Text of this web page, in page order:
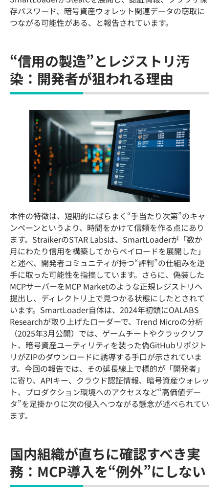
存パスワード、暗号資産ウォレット関連データの窃取に
つながる可能性がある、と報告されています。
“信用の製造”とレジストリ汚
染：開発者が狙われる理由
本件の特徴は、短期的にばらまく“手当たり次第”のキャ
ンペーンというより、時間をかけて信頼を作る点にあり
ます。StraikerのSTAR Labsは、SmartLoaderが「数か
月にわたり信用を構築してからペイロードを展開した」
と述べ、開発者コミュニティが持つ“評判”の仕組みを逆
手に取った可能性を指摘しています。さらに、偽装した
MCPサーバーをMCP Marketのような正規レジストリへ
提出し、ディレクトリ上で見つかる状態にしたとされて
います。SmartLoader自体は、2024年初頭にOALABS
Researchが取り上げたローダーで、Trend Microの分析
（2025年3月公開）では、ゲームチートやクラックソフ
ト、暗号資産ユーティリティを装った偽GitHubリポジト
リがZIPのダウンロードに誘導する手口が示されていま
す。今回の報告では、その延長線上で標的が「開発者」
に寄り、APIキー、クラウド認証情報、暗号資産ウォレッ
ト、プロダクション環境へのアクセスなど“高価値デー
タ”を足掛かりに次の侵入へつながる懸念が述べられてい
ます。
国内組織が直ちに確認すべき実
務：MCP導入を“例外”にしない